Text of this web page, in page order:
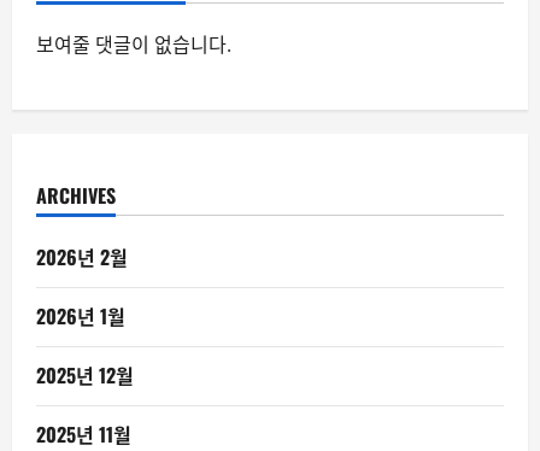
보여줄 댓글이 없습니다.
ARCHIVES
2026년 2월
2026년 1월
2025년 12월
2025년 11월